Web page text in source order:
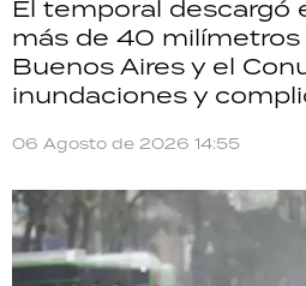
El temporal descargó
más de 40 milímetros
Buenos Aires y el
inundaciones y
06 Agosto de 2026 14:55